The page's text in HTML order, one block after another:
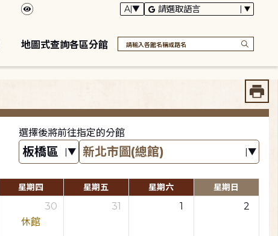
地圖式查詢各區分館
選擇後將前往指定的分館
星期四 星期五 星期六 星期日
30
休館
31 1 2